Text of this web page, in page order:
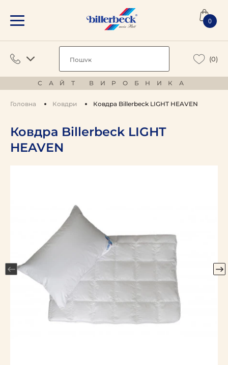
0
(0)
САЙТ ВИРОБНИКА
Головна Ковдри Ковдра Billerbeck LIGHT HEAVEN
Ковдра Billerbeck LIGHT
HEAVEN